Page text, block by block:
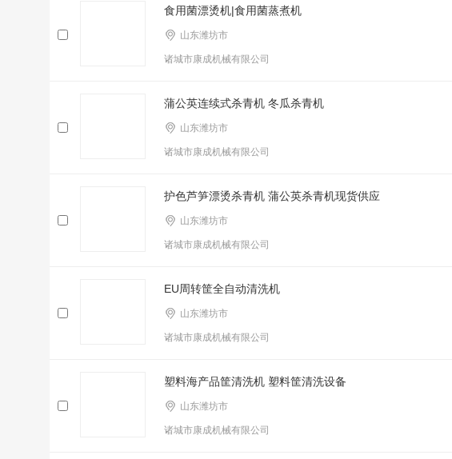
食用菌漂烫机|食用菌蒸煮机
山东潍坊市
诸城市康成机械有限公司
蒲公英连续式杀青机 冬瓜杀青机
山东潍坊市
诸城市康成机械有限公司
护色芦笋漂烫杀青机 蒲公英杀青机现货供应
山东潍坊市
诸城市康成机械有限公司
EU周转筐全自动清洗机
山东潍坊市
诸城市康成机械有限公司
塑料海产品筐清洗机 塑料筐清洗设备
山东潍坊市
诸城市康成机械有限公司